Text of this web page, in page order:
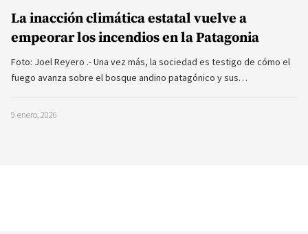
La inacción climática estatal vuelve a
empeorar los incendios en la Patagonia
Foto: Joel Reyero .- Una vez más, la sociedad es testigo de cómo el
fuego avanza sobre el bosque andino patagónico y sus…
9 enero, 2026